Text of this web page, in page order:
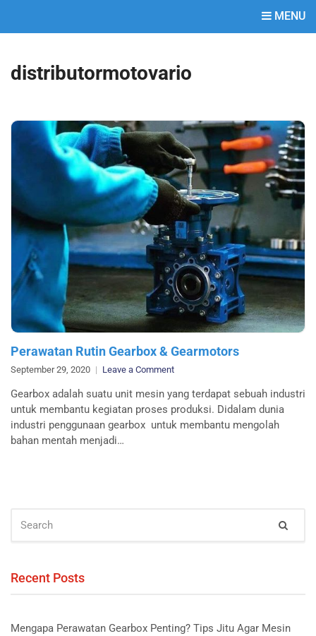
MENU
distributormotovario
Perawatan Rutin Gearbox & Gearmotors
September 29, 2020 Leave a Commenton
Rutin
Gearbox
&
Gearbox adalah suatu unit mesin yang terdapat sebuah industri
untuk membantu kegiatan proses produksi. Didalam dunia
industri penggunaan gearbox untuk membantu mengolah
bahan mentah menjadi…
FOR:
Recent Posts
Mengapa Perawatan Gearbox Penting? Tips Jitu Agar Mesin